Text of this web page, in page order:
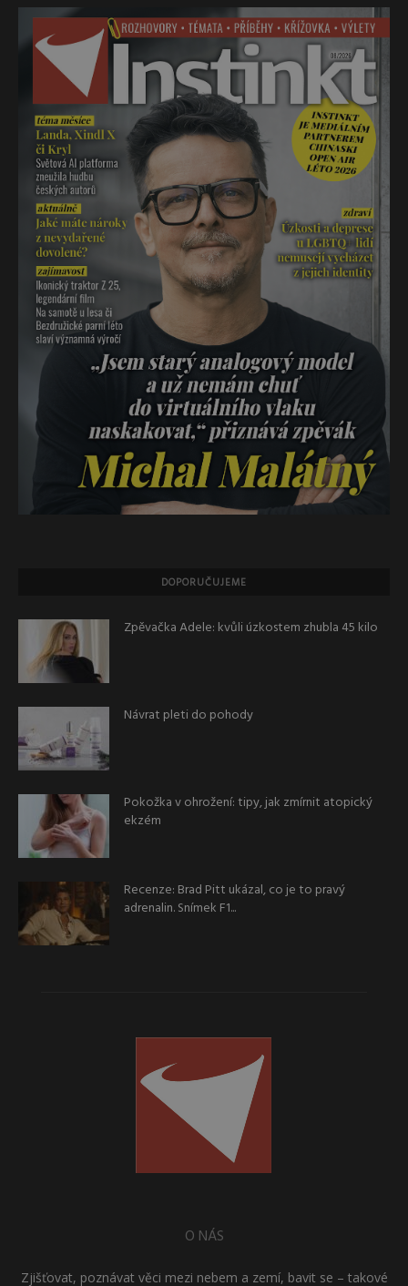
DOPORUČUJEME
Zpěvačka Adele: kvůli úzkostem zhubla 45 kilo
Návrat pleti do pohody
Pokožka v ohrožení: tipy, jak zmírnit atopický
ekzém
Recenze: Brad Pitt ukázal, co je to pravý
adrenalin. Snímek F1...
O NÁS
Zjišťovat, poznávat věci mezi nebem a zemí, bavit se – takové